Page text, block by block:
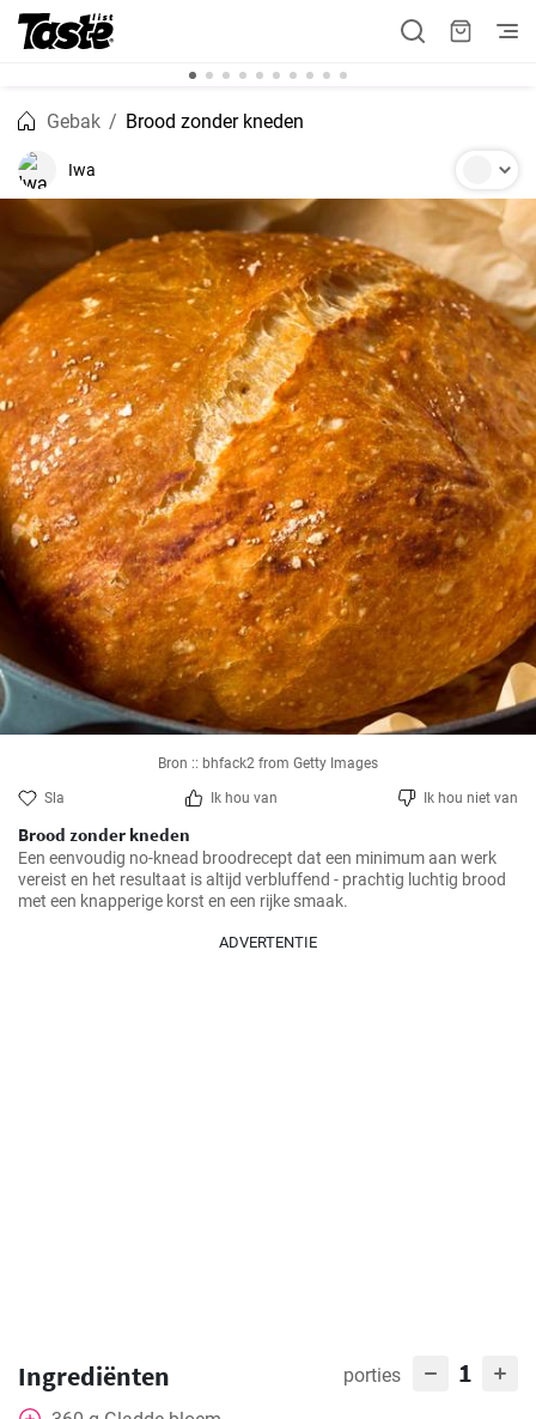
Gebak Brood zonder kneden
Iwa
Bron :: bhfack2 from Getty Images
Sla Ik hou van Ik hou niet van
Brood zonder kneden
Een eenvoudig no-knead broodrecept dat een minimum aan werk
vereist en het resultaat is altijd verbluffend - prachtig luchtig brood
met een knapperige korst en een rijke smaak.
ADVERTENTIE
Ingrediënten porties 1